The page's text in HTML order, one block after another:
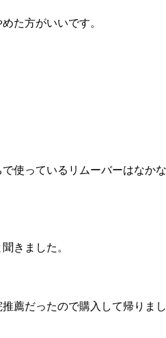
た方がいいです。
使っているリムーバーはなか
きました。
薦だったので購入して帰りまし